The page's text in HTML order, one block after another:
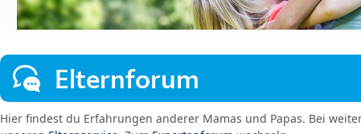
Elternforum
Hier findest du Erfahrungen anderer Mamas und Papas. Bei